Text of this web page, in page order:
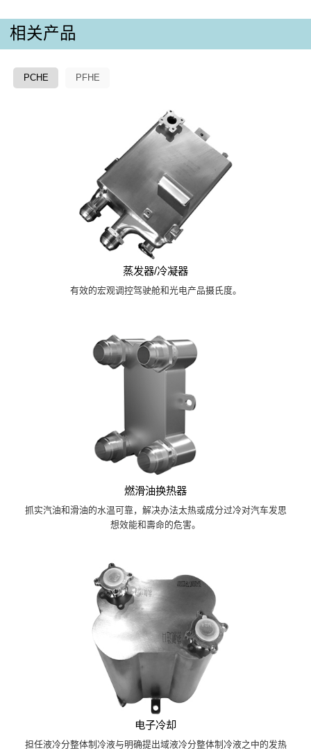
相关产品
PCHE PFHE
蒸发器/冷凝器
有效的宏观调控驾驶舱和光电产品摄氏度。
燃滑油换热器
抓实汽油和滑油的水温可靠，解决办法太热或成分过冷对汽车发思
想效能和壽命的危害。
电子冷却
担任液冷分整体制冷液与明确提出域液冷分整体制冷液之中的发热